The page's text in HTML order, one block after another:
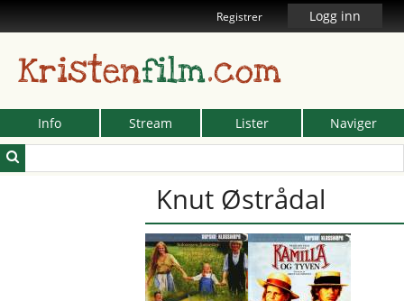
Registrer Logg inn
Kristenfilm.com
Info Stream Lister Naviger
Knut Østrådal